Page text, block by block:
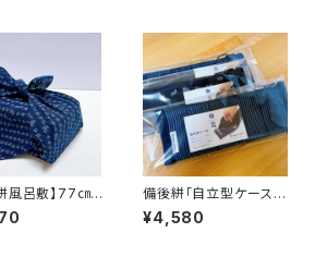
風呂敷】77㎝
備後絣「自立型ケース」
メイクポーチや眼鏡ケ
ースなどにも。
¥4,580